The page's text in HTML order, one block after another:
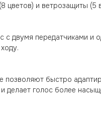
и ветрозащиты
с двумя передатчиками
позволяют быстро
и делает голос более